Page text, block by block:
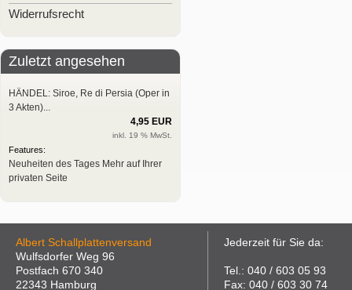
Widerrufsrecht
Zuletzt angesehen
HÄNDEL: Siroe, Re di Persia (Oper in
3 Akten)...
4,95 EUR
inkl. 19 % MwSt.
Features:
Neuheiten des Tages Mehr auf Ihrer
privaten Seite
Albert Schallplattenversand
Wulfsdorfer Weg 96
Postfach 670 340
22343 Hamburg
Jederzeit für Sie da:
Tel.: 040 / 603 05 93
Fax: 040 / 603 30 74